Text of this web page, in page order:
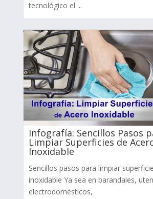
tecnológico el ...
Infografía: Sencillos Pasos
Limpiar Superficies de
Inoxidable
Sencillos pasos para limpiar
inoxidable Ya sea en barandales,
electrodomésticos,